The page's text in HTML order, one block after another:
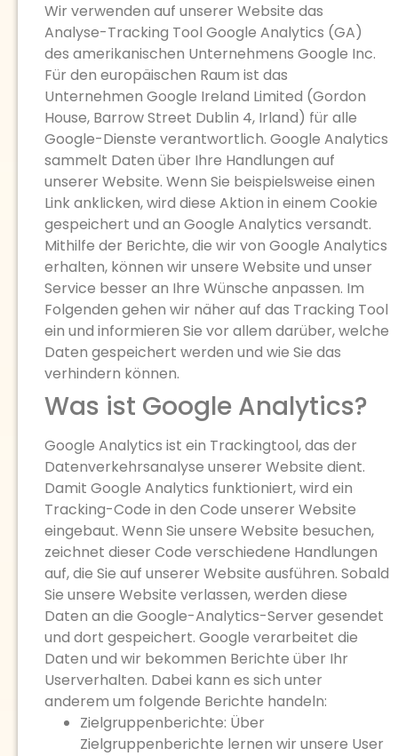
Wir verwenden auf unserer Website das
Analyse-Tracking Tool Google Analytics (GA)
des amerikanischen Unternehmens Google Inc.
Für den europäischen Raum ist das
Unternehmen Google Ireland Limited (Gordon
House, Barrow Street Dublin 4, Irland) für alle
Google-Dienste verantwortlich. Google Analytics
sammelt Daten über Ihre Handlungen auf
unserer Website. Wenn Sie beispielsweise einen
Link anklicken, wird diese Aktion in einem Cookie
gespeichert und an Google Analytics versandt.
Mithilfe der Berichte, die wir von Google Analytics
erhalten, können wir unsere Website und unser
Service besser an Ihre Wünsche anpassen. Im
Folgenden gehen wir näher auf das Tracking Tool
ein und informieren Sie vor allem darüber, welche
Daten gespeichert werden und wie Sie das
verhindern können.
Was ist Google Analytics?
Google Analytics ist ein Trackingtool, das der
Datenverkehrsanalyse unserer Website dient.
Damit Google Analytics funktioniert, wird ein
Tracking-Code in den Code unserer Website
eingebaut. Wenn Sie unsere Website besuchen,
zeichnet dieser Code verschiedene Handlungen
auf, die Sie auf unserer Website ausführen. Sobald
Sie unsere Website verlassen, werden diese
Daten an die Google-Analytics-Server gesendet
und dort gespeichert. Google verarbeitet die
Daten und wir bekommen Berichte über Ihr
Userverhalten. Dabei kann es sich unter
anderem um folgende Berichte handeln:
Zielgruppenberichte: Über
Zielgruppenberichte lernen wir unsere User